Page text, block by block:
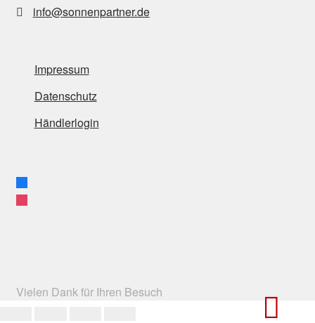
info@sonnenpartner.de
Impressum
Datenschutz
Händlerlogin
facebook
instagram
Vielen Dank für Ihren Besuch